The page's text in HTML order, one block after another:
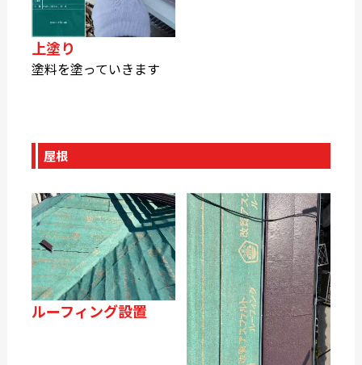
上塗り
塗料を塗っていきます
屋根
ルーフィング設置